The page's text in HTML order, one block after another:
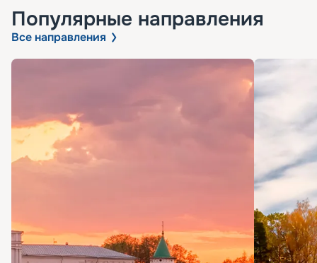
Популярные направления
Все направления